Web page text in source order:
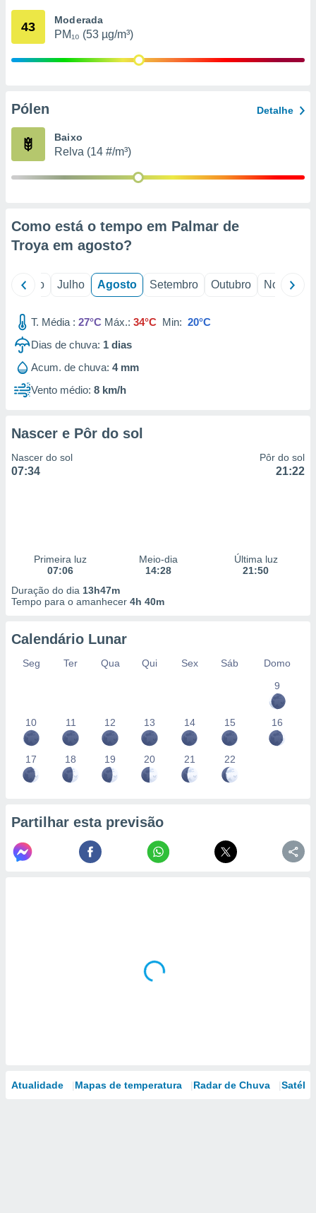
através
estudos
1199
43 Moderada
PM₁₀ (53 µg/m³)
Pólen Detalhe
Baixo
Relva (14 #/m³)
Como está o tempo em Palmar de
Troya em agosto?
Junho Julho Agosto Setembro Outubro Novembro
T. Média : 27°C Máx.: 34°C Min: 20°C
Dias de chuva: 1 dias
Acum. de chuva: 4 mm
Vento médio: 8 km/h
Nascer e Pôr do sol
Nascer do sol
07:34
Pôr do sol
21:22
Primeira luz
07:06
Meio-dia
14:28
Última luz
21:50
Duração do dia 13h47m
Tempo para o amanhecer 4h 40m
Calendário Lunar
Seg Ter Qua Qui Sex Sáb
Domo
9
10 11 12 13 14 15 16
17 18 19 20 21 22
Partilhar esta previsão
Atualidade Mapas de temperatura Radar de Chuva